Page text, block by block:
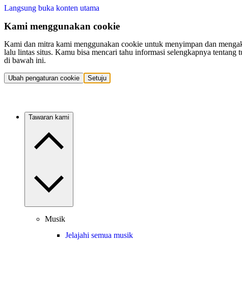
Langsung buka konten utama
Kami menggunakan cookie
Kami dan mitra kami menggunakan cookie untuk menyimpan dan
lalu lintas situs. Kamu bisa mencari tahu informasi selengkapnya
di bawah ini.
Ubah pengaturan cookie Setuju
Tawaran kami
Musik
Jelajahi semua musik